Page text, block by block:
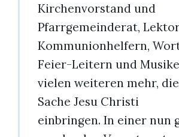
Kirchenvorstand und
Pfarrgemeinderat,
Kommunionhelfern,
Feier-Leitern und
vielen weiteren mehr,
Sache Jesu Christi
einbringen. In einer nun